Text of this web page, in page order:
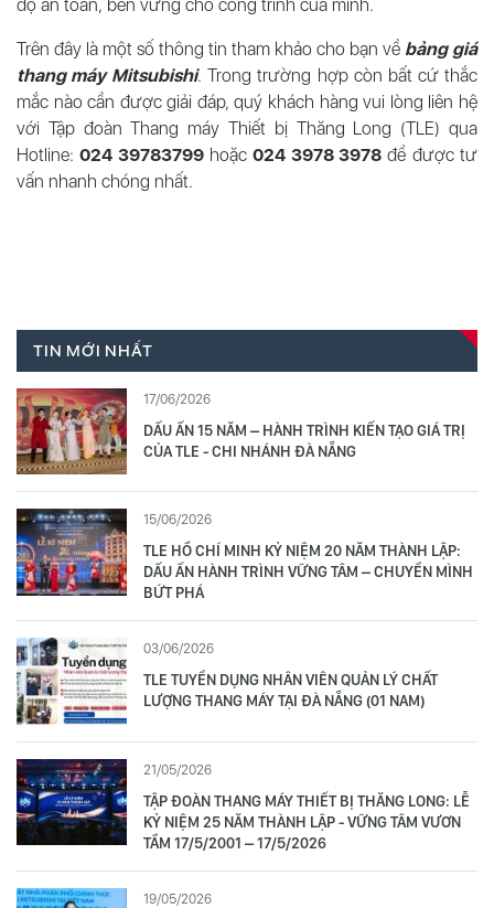
độ an toàn, bền vững cho công trình của mình.
Trên đây là một số thông tin tham khảo cho bạn về bảng giá
thang máy Mitsubishi. Trong trường hợp còn bất cứ thắc
mắc nào cần được giải đáp, quý khách hàng vui lòng liên hệ
với Tập đoàn Thang máy Thiết bị Thăng Long (TLE) qua
Hotline:024 39783799hoặc024 3978 3978 để được tư
vấn nhanh chóng nhất.
TIN MỚI NHẤT
17/06/2026
DẤU ẤN 15 NĂM – HÀNH TRÌNH KIẾN TẠO GIÁ TRỊ
CỦA TLE - CHI NHÁNH ĐÀ NẴNG
15/06/2026
TLE HỒ CHÍ MINH KỶ NIỆM 20 NĂM THÀNH LẬP:
DẤU ẤN HÀNH TRÌNH VỮNG TÂM – CHUYỂN MÌNH
BỨT PHÁ
03/06/2026
TLE TUYỂN DỤNG NHÂN VIÊN QUẢN LÝ CHẤT
LƯỢNG THANG MÁY TẠI ĐÀ NẴNG (01 NAM)
21/05/2026
TẬP ĐOÀN THANG MÁY THIẾT BỊ THĂNG LONG: LỄ
KỶ NIỆM 25 NĂM THÀNH LẬP - VỮNG TÂM VƯƠN
TẦM 17/5/2001 – 17/5/2026
19/05/2026